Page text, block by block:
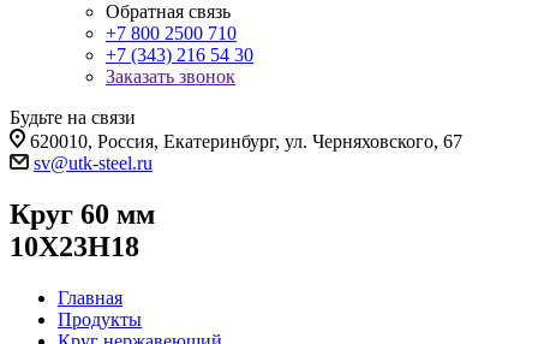
Обратная связь
+7 800 2500 710
+7 (343) 216 54 30
Заказать звонок
Будьте на связи
620010, Россия, Екатеринбург, ул. Черняховского, 67
sv@utk-steel.ru
Круг 60 мм
10Х23Н18
Главная
Продукты